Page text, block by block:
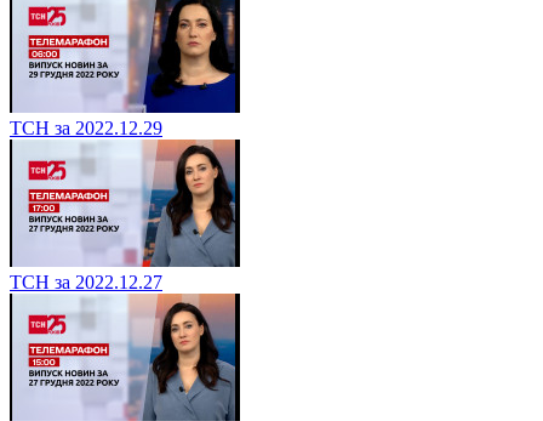
ТСН за 2022.12.29
ТСН за 2022.12.27